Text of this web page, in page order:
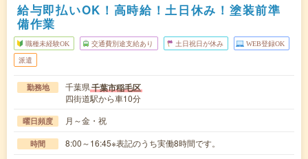
給与即払いOK！高時給！土日休み！塗装前準
備作業
職種未経験OK 交通費別途支給あり 土日祝日が休み WEB登録OK
派遣
勤務地 千葉県千葉市稲毛区
四街道駅から車10分
曜日頻度 月～金・祝
時間 8:00～16:45※表記のうち実働8時間です。